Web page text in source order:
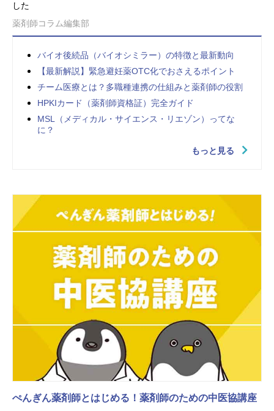
した
薬剤師コラム編集部
バイオ後続品（バイオシミラー）の特徴と最新動向
【最新解説】緊急避妊薬OTC化でおさえるポイント
チーム医療とは？多職種連携の仕組みと薬剤師の役割
HPKIカード（薬剤師資格証）完全ガイド
MSL（メディカル・サイエンス・リエゾン）ってな
に？
もっと見る
ぺんぎん薬剤師とはじめる！薬剤師のための中医協講座